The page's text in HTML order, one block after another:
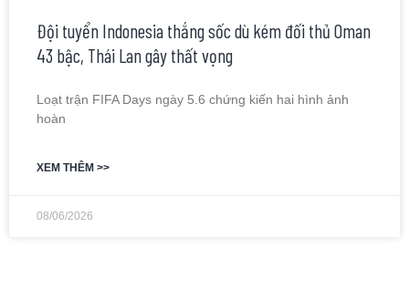
Đội tuyển Indonesia thắng sốc dù kém đối thủ Oman
43 bậc, Thái Lan gây thất vọng
Loạt trận FIFA Days ngày 5.6 chứng kiến hai hình ảnh
hoàn
XEM THÊM >>
08/06/2026